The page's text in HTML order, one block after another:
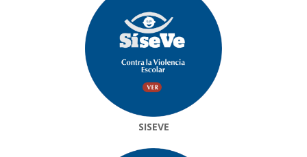
SISEVE